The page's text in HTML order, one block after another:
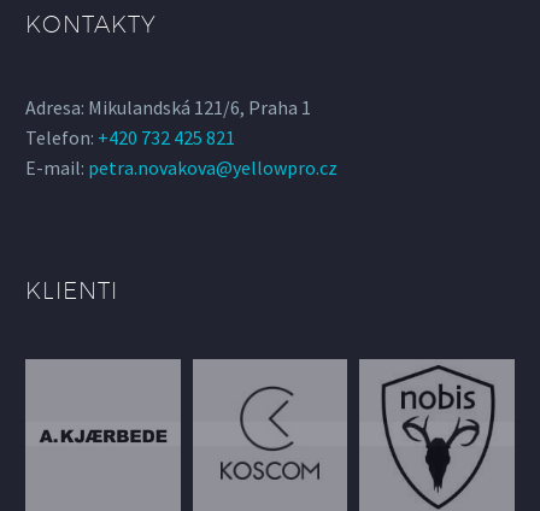
KONTAKTY
Adresa: Mikulandská 121/6, Praha 1
Telefon: +420 732 425 821
E-mail: petra.novakova@yellowpro.cz
KLIENTI